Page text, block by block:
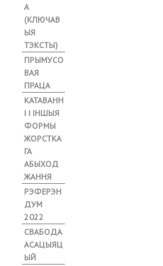
)
А
(КЛЮЧАВ
ЫЯ
ТЭКСТЫ)
ПРЫМУСО
ВАЯ
ПРАЦА
КАТАВАНН
І І ІНШЫЯ
ФОРМЫ
ЖОРСТКА
ГА
АБЫХОД
ЖАННЯ
РЭФЕРЭН
ДУМ
2022
СВАБОДА
АСАЦЫЯЦ
ЫЙ